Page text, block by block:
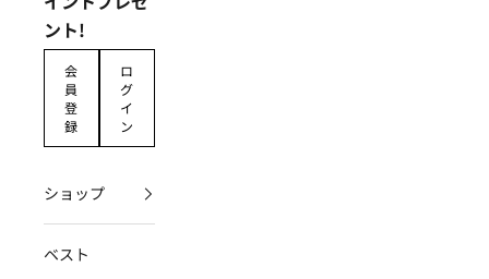
ント!
会
員
登
録
ロ
グ
イ
ン
ショップ
ベスト